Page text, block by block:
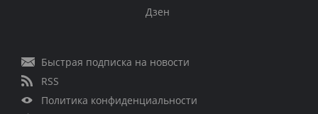
Дзен
Быстрая подписка на новости
RSS
Политика конфиденциальности